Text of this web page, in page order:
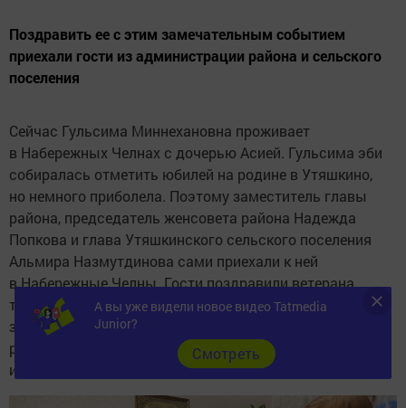
Поздравить ее с этим замечательным событием
приехали гости из администрации района и сельского
поселения
Сейчас Гульсима Миннехановна проживает
в Набережных Челнах с дочерью Асией. Гульсима эби
собиралась отметить юбилей на родине в Утяшкино,
но немного приболела. Поэтому заместитель главы
района, председатель женсовета района Надежда
Попкова и глава Утяшкинского сельского поселения
Альмира Назмутдинова сами приехали к ней
в Набережные Челны. Гости поздравили ветерана
труда и тыла со 100-летием, пожелали ей крепкого
здоровья, бодрости, оптимизма и по-прежнему
радоваться жизни в любом возрасте, чем всегда
и отличалась Гульсима эби.
А вы уже видели новое видео Tatmedia
Junior?
Cмотреть